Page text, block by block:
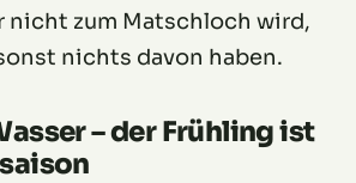
nicht zum Matschloch wird,
nichts davon haben.
– der Frühling ist